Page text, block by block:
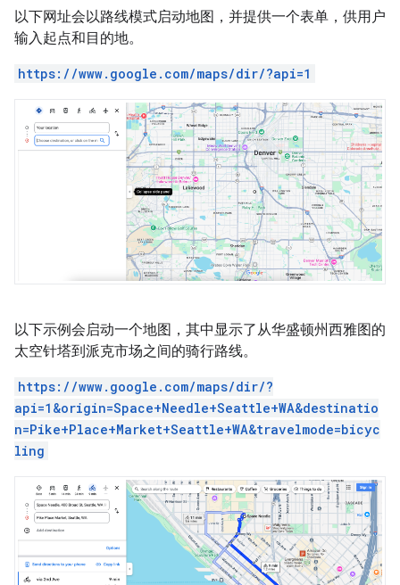
以下网址会以路线模式启动地图，并提供一个表单，供用户
输入起点和目的地。
https://www.google.com/maps/dir/?api=1
以下示例会启动一个地图，其中显示了从华盛顿州西雅图的
太空针塔到派克市场之间的骑行路线。
https://www.google.com/maps/dir/?
api=1&origin=Space+Needle+Seattle+WA&destinatio
n=Pike+Place+Market+Seattle+WA&travelmode=bicyc
ling